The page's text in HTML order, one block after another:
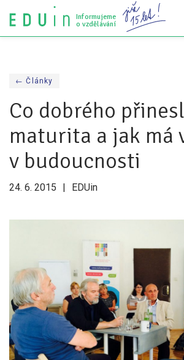
Informujeme
o vzdělávání
Všechny články
Všechny články
Analýzy
Pro média
Pro zřizovatele
Konference Lepší škola
Kápézetka - průvodce pro
← Články
Co dobrého
maturita a jak má
v budoucnosti
24. 6. 2015 EDUin